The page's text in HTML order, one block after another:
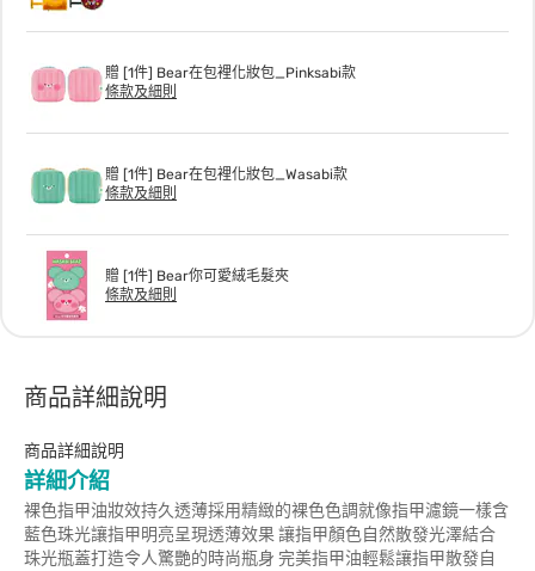
贈 [1件] Bear在包裡化妝包_Pinksabi款
條款及細則
贈 [1件] Bear在包裡化妝包_Wasabi款
條款及細則
贈 [1件] Bear你可愛絨毛髮夾
條款及細則
商品詳細說明
商品詳細說明
詳細介紹
裸色指甲油妝效持久透薄採用精緻的裸色色調就像指甲濾鏡一樣含
藍色珠光讓指甲明亮呈現透薄效果 讓指甲顏色自然散發光澤結合
珠光瓶蓋打造令人驚艷的時尚瓶身 完美指甲油輕鬆讓指甲散發自